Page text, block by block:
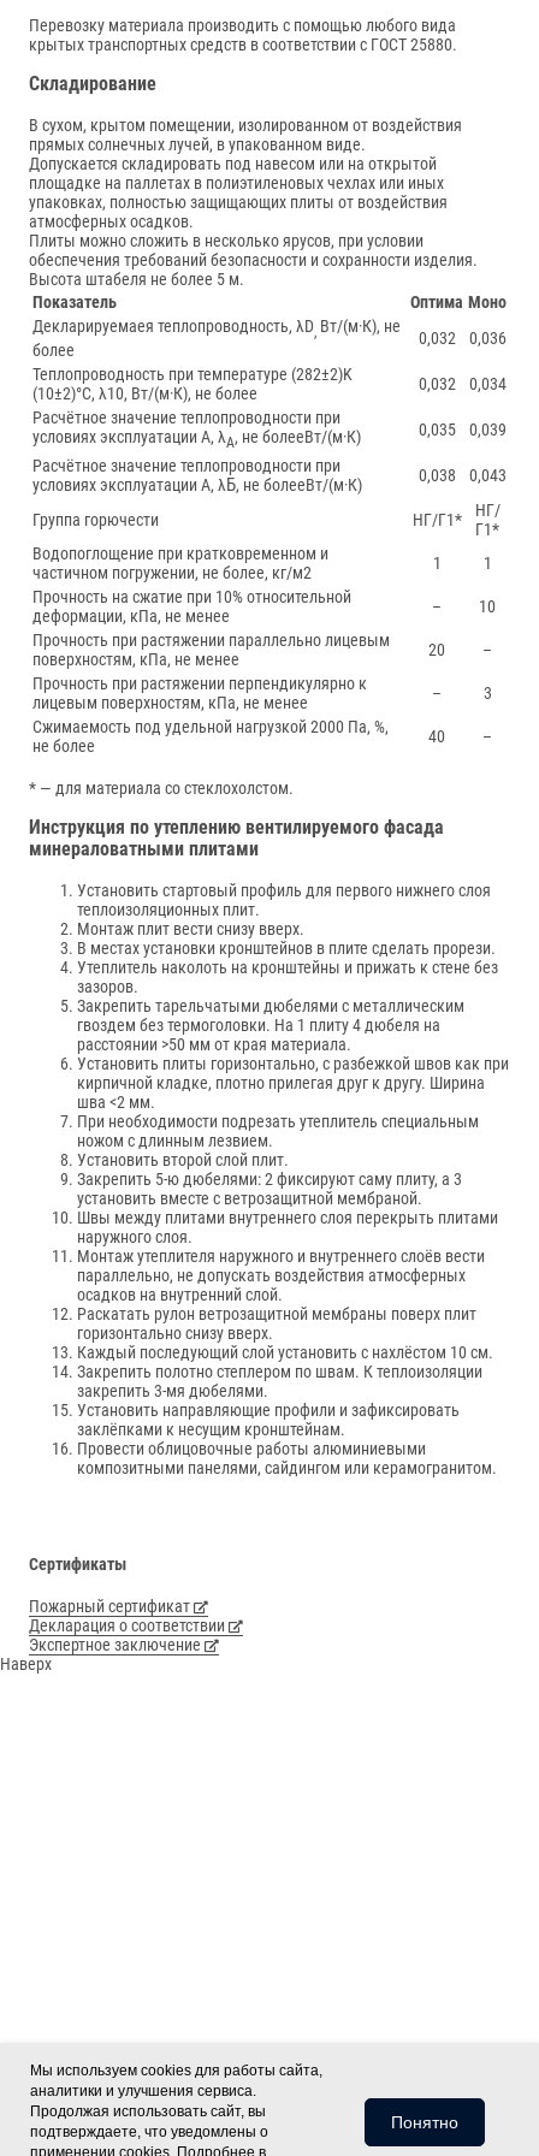
Мы используем cookies для работы сайта,
аналитики и улучшения сервиса.
Продолжая использовать сайт, вы
подтверждаете, что уведомлены о
применении cookies. Подробнее в
Понятно
Перевозку материала производить с помощью любого вида
крытых транспортных средств в соответствии с ГОСТ 25880.
Складирование
В сухом, крытом помещении, изолированном от воздействия
прямых солнечных лучей, в упакованном виде.
Допускается складировать под навесом или на открытой
площадке на паллетах в полиэтиленовых чехлах или иных
упаковках, полностью защищающих плиты от воздействия
атмосферных осадков.
Плиты можно сложить в несколько ярусов, при условии
обеспечения требований безопасности и сохранности изделия.
Высота штабеля не более 5 м.
Показатель
Оптима Моно
Декларируемаея теплопроводность, λD, Вт/(м·К), не
более
0,032
0,036
Теплопроводность при температуре (282±2)K
(10±2)°С, λ10, Вт/(м·К), не более
0,032
0,034
Расчётное значение теплопроводности при
условиях эксплуатации А, λA, не болееВт/(м·К) 0,035
0,039
Расчётное значение теплопроводности при
условиях эксплуатации А, λБ, не болееВт/(м·К) 0,038 0,043
Группа горючести НГ/Г1*
НГ/
Г1*
Водопоглощение при кратковременном и
частичном погружении, не более, кг/м2
1
1
Прочность на сжатие при 10% относительной
деформации, кПа, не менее
–
10
Прочность при растяжении параллельно лицевым
поверхностям, кПа, не менее
20
–
Прочность при растяжении перпендикулярно к
лицевым поверхностям, кПа, не менее
–
3
Сжимаемость под удельной нагрузкой 2000 Па, %,
не более
40 –
* — для материала со стеклохолстом.
Инструкция по утеплению вентилируемого фасада
минераловатными плитами
Установить стартовый профиль для первого нижнего слоя
теплоизоляционных плит.
Монтаж плит вести снизу вверх.
В местах установки кронштейнов в плите сделать прорези.
Утеплитель наколоть на кронштейны и прижать к стене без
зазоров.
Закрепить тарельчатыми дюбелями с металлическим
гвоздем без термоголовки. На 1 плиту 4 дюбеля на
расстоянии >50 мм от края материала.
Установить плиты горизонтально, с разбежкой швов как при
кирпичной кладке, плотно прилегая друг к другу. Ширина
шва <2 мм.
При необходимости подрезать утеплитель специальным
ножом с длинным лезвием.
Установить второй слой плит.
Закрепить 5-ю дюбелями: 2 фиксируют саму плиту, а 3
установить вместе с ветрозащитной мембраной.
Швы между плитами внутреннего слоя перекрыть плитами
наружного слоя.
Монтаж утеплителя наружного и внутреннего слоёв вести
параллельно, не допускать воздействия атмосферных
осадков на внутренний слой.
Раскатать рулон ветрозащитной мембраны поверх плит
горизонтально снизу вверх.
Каждый последующий слой установить с нахлёстом 10 см.
Закрепить полотно степлером по швам. К теплоизоляции
закрепить 3-мя дюбелями.
Установить направляющие профили и зафиксировать
заклёпками к несущим кронштейнам.
Провести облицовочные работы алюминиевыми
композитными панелями, сайдингом или керамогранитом.
Сертификаты
Пожарный сертификат
Декларация о соответствии
Экспертное заключение
Наверх